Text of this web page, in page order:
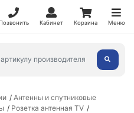
Позвонить Кабинет Корзина Меню
Антенны и спутниковые
Розетка антенная TV